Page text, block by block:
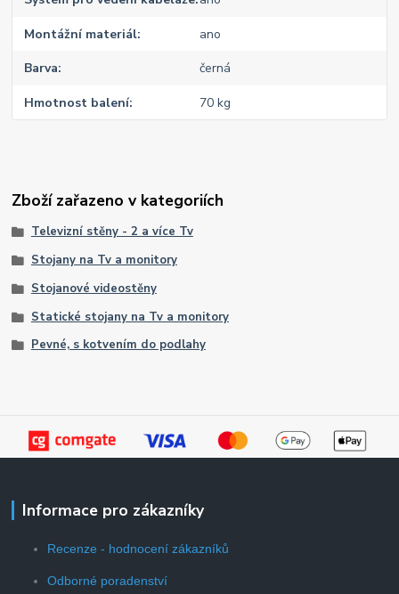
Montážní materiál ano
Barva černá
Hmotnost balení 70 kg
Zboží zařazeno v kategoriích
Televizní stěny - 2 a více Tv
Stojany na Tv a monitory
Stojanové videostěny
Statické stojany na Tv a monitory
Pevné, s kotvením do podlahy
Informace pro zákazníky
Recenze - hodnocení zákazníků
Odborné poradenství